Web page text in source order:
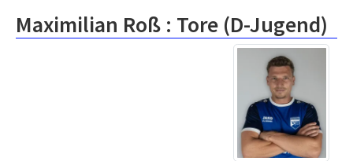
Maximilian Roß : Tore (D-Jugend)